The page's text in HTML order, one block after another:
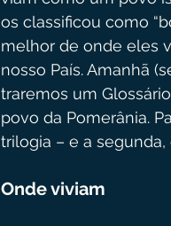
os classificou como
melhor de onde eles
nosso País. Amanhã
traremos um
povo da Pomerânia.
trilogia – e a
Onde viviam